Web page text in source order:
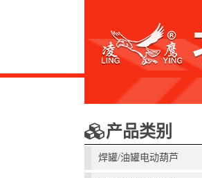
产品类别
焊罐/油罐电动葫芦